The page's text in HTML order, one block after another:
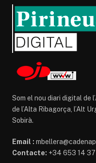
Som el nou diari digital de
de l’Alta Ribagorça, l’Alt
Sobirà.
Email :
Contacte: +34 653 14